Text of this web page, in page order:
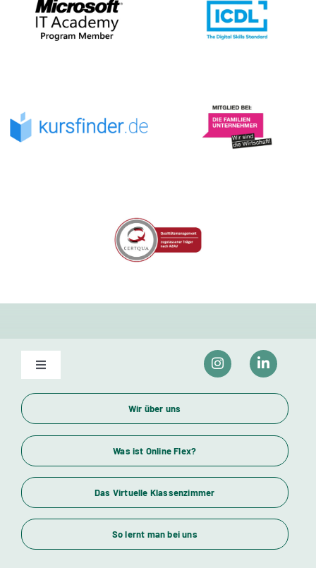
Toggle
Unser Bildungsangebot
Wirtschaftsfachwirte und Industriemeister
Themenübersicht
Standorte
Wir über uns
Was ist Online Flex?
Das Virtuelle Klassenzimmer
So lernt man bei uns